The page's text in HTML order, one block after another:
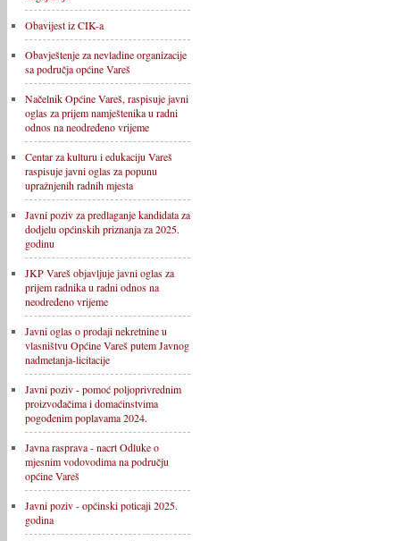
Obavijest iz CIK-a
Obavještenje za nevladine organizacije
sa područja općine Vareš
Načelnik Općine Vareš, raspisuje javni
oglas za prijem namještenika u radni
odnos na neodređeno vrijeme
Centar za kulturu i edukaciju Vareš
raspisuje javni oglas za popunu
upražnjenih radnih mjesta
Javni poziv za predlaganje kandidata za
dodjelu općinskih priznanja za 2025.
godinu
JKP Vareš objavljuje javni oglas za
prijem radnika u radni odnos na
neodređeno vrijeme
Javni oglas o prodaji nekretnine u
vlasništvu Općine Vareš putem Javnog
nadmetanja-licitacije
Javni poziv - pomoć poljoprivrednim
proizvođačima i domaćinstvima
pogođenim poplavama 2024.
Javna rasprava - nacrt Odluke o
mjesnim vodovodima na području
općine Vareš
Javni poziv - općinski poticaji 2025.
godina